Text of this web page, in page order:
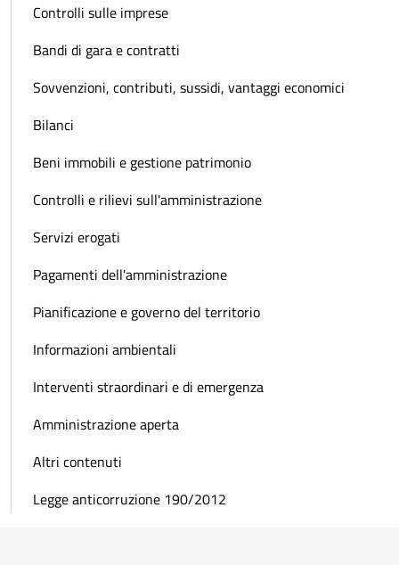
Controlli sulle imprese
Bandi di gara e contratti
Sovvenzioni, contributi, sussidi, vantaggi economici
Bilanci
Beni immobili e gestione patrimonio
Controlli e rilievi sull'amministrazione
Servizi erogati
Pagamenti dell'amministrazione
Pianificazione e governo del territorio
Informazioni ambientali
Interventi straordinari e di emergenza
Amministrazione aperta
Altri contenuti
Legge anticorruzione 190/2012